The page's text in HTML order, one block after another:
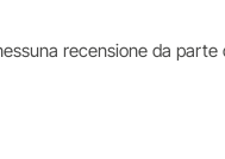
recensione da parte